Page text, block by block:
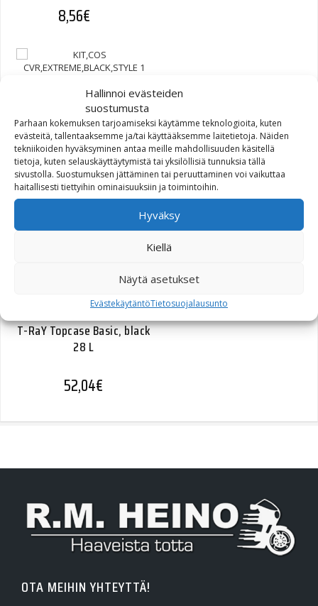
Hallinnoi evästeiden
suostumusta
Parhaan kokemuksen tarjoamiseksi käytämme teknologioita, kuten
evästeitä, tallentaaksemme ja/tai käyttääksemme laitetietoja. Näiden
tekniikoiden hyväksyminen antaa meille mahdollisuuden käsitellä
tietoja, kuten selauskäyttäytymistä tai yksilöllisiä tunnuksia tällä
sivustolla. Suostumuksen jättäminen tai peruuttaminen voi vaikuttaa
haitallisesti tiettyihin ominaisuuksiin ja toimintoihin.
Hyväksy
Kiellä
Näytä asetukset
EvästekäytäntöTietosuojalausunto
8,56€
KIT,COS
CVR,EXTREME,BLACK,STYLE
1 (61300845)
261,27€
T-RaY Topcase Basic, black
28 L
52,04€
OTA MEIHIN YHTEYTTÄ!